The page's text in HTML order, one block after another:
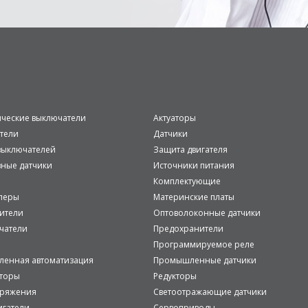
выключатели
Актуаторы
Датчики
Защита двигателя
датчики
Источники питания
Комплектующие
Материнские платы
Оптоволоконные датчики
Предохранители
Программируемое реле
автоматизация
Промышленные датчики
Редукторы
Светоотражающие датчики